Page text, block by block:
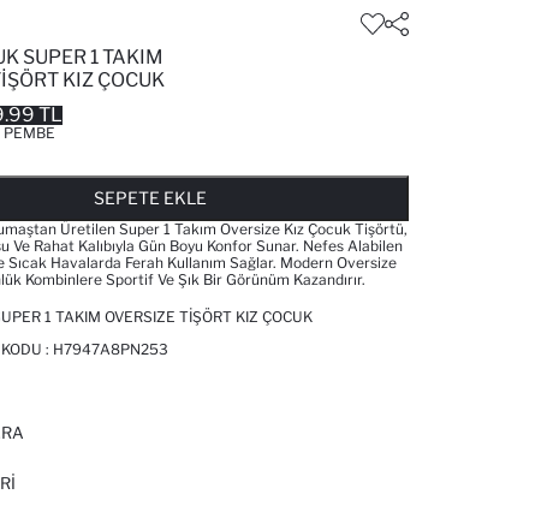
SUPER 1 TAKIM
KIZ ÇOCUK
TL
PEMBE
SEPETE EKLE
Üretilen Super 1 Takım Oversize Kız Çocuk Tişörtü,
Ve Rahat Kalıbıyla Gün Boyu Konfor Sunar. Nefes Alabilen
Sıcak Havalarda Ferah Kullanım Sağlar. Modern Oversize
Kombinlere Sportif Ve Şık Bir Görünüm Kazandırır.
1 TAKIM OVERSIZE TIŞÖRT KIZ ÇOCUK
: H7947A8PN253